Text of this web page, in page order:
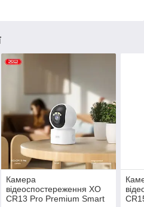
Камера
відеоспостереження XO
CR13 Pro Premium Smart